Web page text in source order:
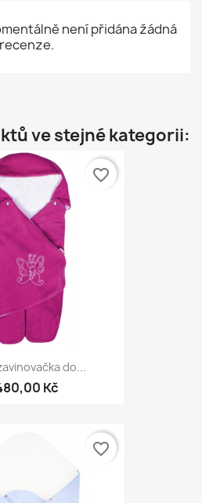
není přidána žádná
recenze.
ve stejné kategorii:
do...
Kč
favorite_border
favorite_border